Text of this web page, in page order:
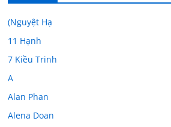
(Nguyệt Hạ
11 Hạnh
7 Kiều Trinh
A
Alan Phan
Alena Doan